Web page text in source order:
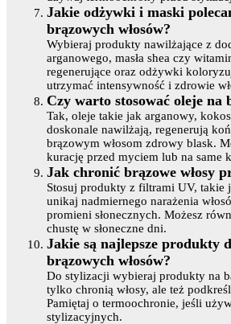
Jakie odżywki i maski
brązowych włosów?
Wybieraj produkty nawilżające z
arganowego, masła shea czy
regenerujące oraz odżywki
utrzymać intensywność i zdrowie
Czy warto stosować oleje na
Tak, oleje takie jak arganowy,
doskonale nawilżają, regenerują
brązowym włosom zdrowy blask.
kurację przed myciem lub na same
Jak chronić brązowe włosy
Stosuj produkty z filtrami UV, takie
unikaj nadmiernego narażenia
promieni słonecznych. Możesz
chustę w słoneczne dni.
Jakie są najlepsze produkty
brązowych włosów?
Do stylizacji wybieraj produkty na
tylko chronią włosy, ale też
Pamiętaj o termoochronie, jeśli
stylizacyjnych.